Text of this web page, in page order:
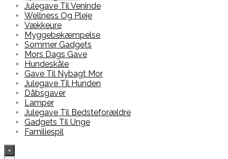
Julegave Til Veninde
Wellness Og Pleje
Vækkeure
Myggebekæmpelse
Sommer Gadgets
Mors Dags Gave
Hundeskåle
Gave Til Nybagt Mor
Julegave Til Hunden
Dåbsgaver
Lamper
Julegave Til Bedsteforældre
Gadgets Til Unge
Familiespil
×